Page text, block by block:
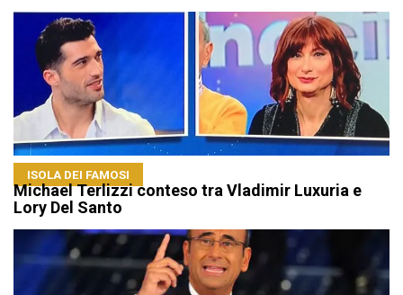
ISOLA DEI FAMOSI
Michael Terlizzi conteso tra Vladimir Luxuria e
Lory Del Santo